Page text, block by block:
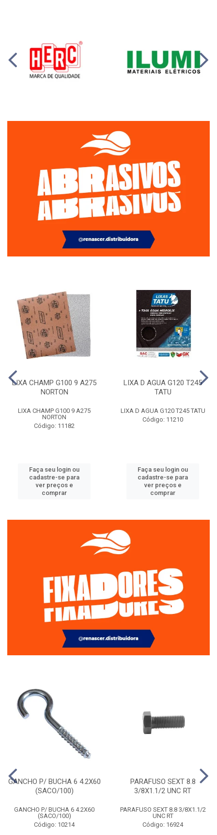
LIXA CHAMP G100 9 A275
NORTON
LIXA CHAMP G100 9 A275
NORTON
Código: 11182
Faça seu login ou
cadastre-se para
ver preços e
comprar
LIXA D AGUA G120 T245
TATU
LIXA D AGUA G120 T245 TATU
Código: 11210
Faça seu login ou
cadastre-se para
ver preços e
comprar
GANCHO P/ BUCHA 6 4.2X60
(SACO/100)
GANCHO P/ BUCHA 6 4.2X60
(SACO/100)
Código: 10214
PARAFUSO SEXT 8.8
3/8X1.1/2 UNC RT
PARAFUSO SEXT 8.8 3/8X1.1/2
UNC RT
Código: 16924